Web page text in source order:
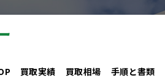
買取実績 買取相場 手順と書類